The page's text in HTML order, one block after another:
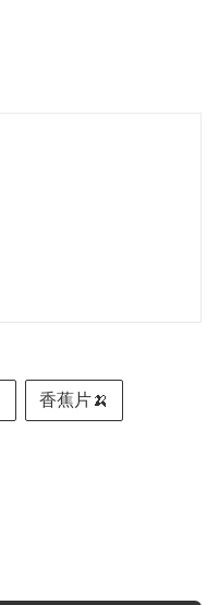
香蕉片🍌